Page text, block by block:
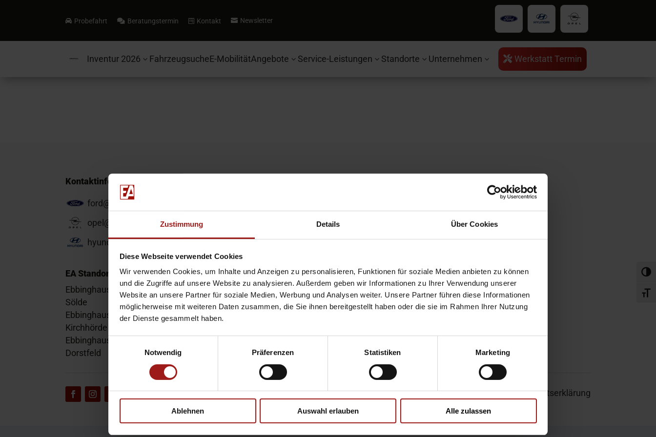
Zustimmung Details Über Cookies
Diese Webseite verwendet Cookies
Wir verwenden Cookies, um Inhalte und Anzeigen zu personalisieren, Funktionen für soziale Medien anbieten zu können
und die Zugriffe auf unsere Website zu analysieren. Außerdem geben wir Informationen zu Ihrer Verwendung unserer
Website an unsere Partner für soziale Medien, Werbung und Analysen weiter. Unsere Partner führen diese Informationen
möglicherweise mit weiteren Daten zusammen, die Sie ihnen bereitgestellt haben oder die sie im Rahmen Ihrer Nutzung
der Dienste gesammelt haben.
Einwilligungsauswahl
Notwendig
Präferenzen Statistiken Marketing
Ablehnen Auswahl erlauben Alle zulassen
 Probefahrt  Beratungstermin  Kontakt  Newsletter
Inventur 2026 3 FahrzeugsucheE-MobilitätAngebote 3 Service-Leistungen 3 Standorte 3 Unternehmen 3  Werkstatt Termin
Kontaktinformationen
ford@ea-mail.de
opel@ea-mail.de
hyundai@ea-mail.de
Ford
Opel
Beratungstermin
Probefahrt
EA Standorte
Ebbinghaus am Flughafen – Dortmund
Sölde
Ebbinghaus am Tierpark – Dortmund
Kirchhörde
Ebbinghaus Autozentrum – Dortmund
Dorstfeld
Ebbinghaus Ford Store – Bochum
Ebbinghaus in Hamm
Datenschutzerklärung|Impressum|Garantie|Barrierefreiheitserklärung